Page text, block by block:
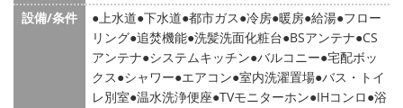
設備/条件
上水道 下水道 都市ガス 冷房 暖房 給湯 フロー
リング 追焚機能 洗髪洗面化粧台 BSアンテナ CS
アンテナ システムキッチン バルコニー 宅配ボッ
クス シャワー エアコン 室内洗濯置場 バス・トイ
レ別室 温水洗浄便座 TVモニターホン IHコンロ 浴